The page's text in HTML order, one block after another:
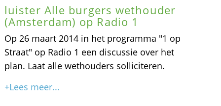
luister Alle burgers wethouder
(Amsterdam) op Radio 1
Op 26 maart 2014 in het programma "1 op
Straat" op Radio 1 een discussie over het
plan. Laat alle wethouders solliciteren.
+Lees meer...